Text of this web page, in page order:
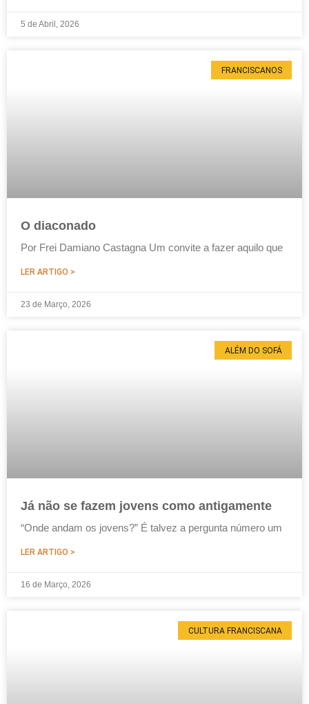
5 de Abril, 2026
FRANCISCANOS
O diaconado
Por Frei Damiano Castagna Um convite a fazer aquilo que
LER ARTIGO >
23 de Março, 2026
ALÉM DO SOFÁ
Já não se fazem jovens como antigamente
“Onde andam os jovens?” É talvez a pergunta número um
LER ARTIGO >
16 de Março, 2026
CULTURA FRANCISCANA